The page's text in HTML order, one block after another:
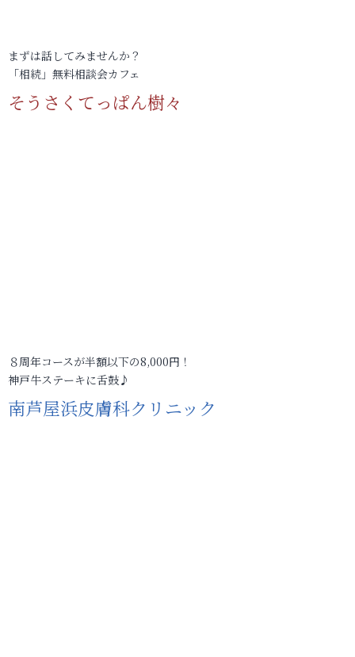
まずは話してみませんか？
「相続」無料相談会カフェ
そうさくてっぱん樹々
８周年コースが半額以下の8,000円！
神戸牛ステーキに舌鼓♪
南芦屋浜皮膚科クリニック